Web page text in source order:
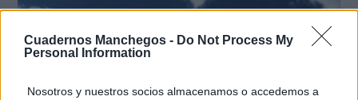
Cuadernos Manchegos - Do Not Process My
Personal Information
Nosotros y nuestros socios almacenamos o accedemos a